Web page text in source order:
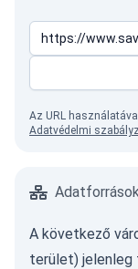
Az URL
Adatvédelmi
A következő
terület)